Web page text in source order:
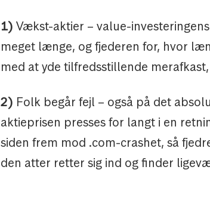
1) Vækst-aktier – value-
meget længe, og fjederen for, hvor
med at yde tilfredsstillende
2) Folk begår fejl – også på det
aktieprisen presses for langt i en
siden frem mod .com-crashet, så
den atter retter sig ind og finder